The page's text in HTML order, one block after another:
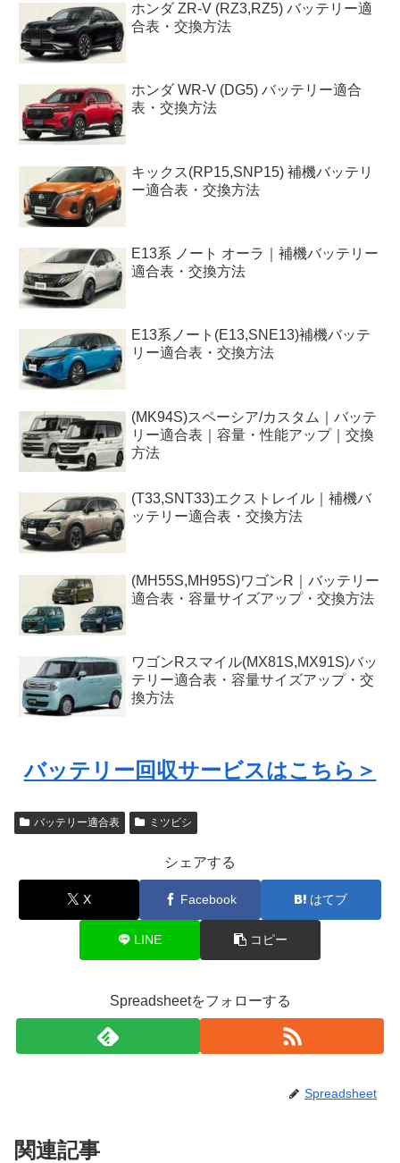
ホンダ ZR-V (RZ3,RZ5) バッテリー適
合表・交換方法
ホンダ WR-V (DG5) バッテリー適合
表・交換方法
キックス(RP15,SNP15) 補機バッテリ
ー適合表・交換方法
E13系 ノート オーラ｜補機バッテリー
適合表・交換方法
E13系ノート(E13,SNE13)補機バッテ
リー適合表・交換方法
(MK94S)スペーシア/カスタム｜バッテ
リー適合表｜容量・性能アップ｜交換
方法
(T33,SNT33)エクストレイル｜補機バ
ッテリー適合表・交換方法
(MH55S,MH95S)ワゴンR｜バッテリー
適合表・容量サイズアップ・交換方法
ワゴンRスマイル(MX81S,MX91S)バッ
テリー適合表・容量サイズアップ・交
換方法
バッテリー回収サービスはこちら＞
バッテリー適合表 ミツビシ
シェアする
X Facebook はてブ
LINE コピー
Spreadsheetをフォローする
Spreadsheet
関連記事